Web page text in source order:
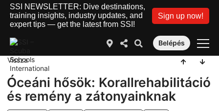
SSI NEWSLETTER: Dive destinations,
training insights, industry updates, and
expert tips — get the latest from SSI!
Sign up now!
Belépés
Vissza
Óceáni hősök: Korallrehabilitáció
és remény a zátonyainknak